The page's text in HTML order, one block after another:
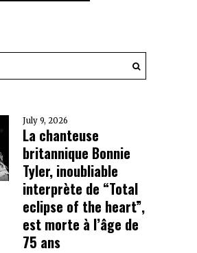
July 9, 2026
La chanteuse
britannique Bonnie
Tyler, inoubliable
interprète de “Total
eclipse of the heart”,
est morte à l’âge de
75 ans